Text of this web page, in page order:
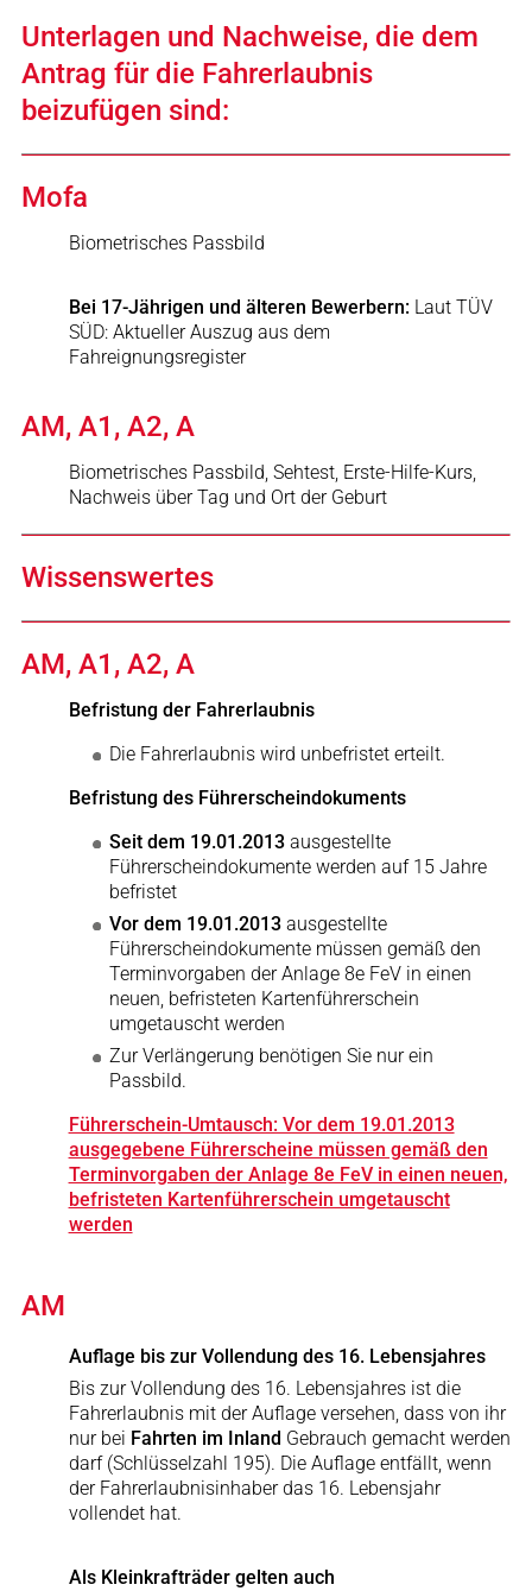
Unterlagen und Nachweise, die dem
Antrag für die Fahrerlaubnis
beizufügen sind:
Mofa
Biometrisches Passbild
Bei 17-Jährigen und älteren Bewerbern: Laut TÜV
SÜD: Aktueller Auszug aus dem
Fahreignungsregister
AM, A1, A2, A
Biometrisches Passbild, Sehtest, Erste-Hilfe-Kurs,
Nachweis über Tag und Ort der Geburt
Wissenswertes
AM, A1, A2, A
Befristung der Fahrerlaubnis
Die Fahrerlaubnis wird unbefristet erteilt.
Befristung des Führerscheindokuments
Seit dem 19.01.2013 ausgestellte
Führerscheindokumente werden auf 15 Jahre
befristet
Vor dem 19.01.2013 ausgestellte
Führerscheindokumente müssen gemäß den
Terminvorgaben der Anlage 8e FeV in einen
neuen, befristeten Kartenführerschein
umgetauscht werden
Zur Verlängerung benötigen Sie nur ein
Passbild.
Führerschein-Umtausch: Vor dem 19.01.2013
ausgegebene Führerscheine müssen gemäß den
Terminvorgaben der Anlage 8e FeV in einen neuen,
befristeten Kartenführerschein umgetauscht
werden
AM
Auflage bis zur Vollendung des 16. Lebensjahres
Bis zur Vollendung des 16. Lebensjahres ist die
Fahrerlaubnis mit der Auflage versehen, dass von ihr
nur bei Fahrten im Inland Gebrauch gemacht werden
darf (Schlüsselzahl 195). Die Auflage entfällt, wenn
der Fahrerlaubnisinhaber das 16. Lebensjahr
vollendet hat.
Als Kleinkrafträder gelten auch